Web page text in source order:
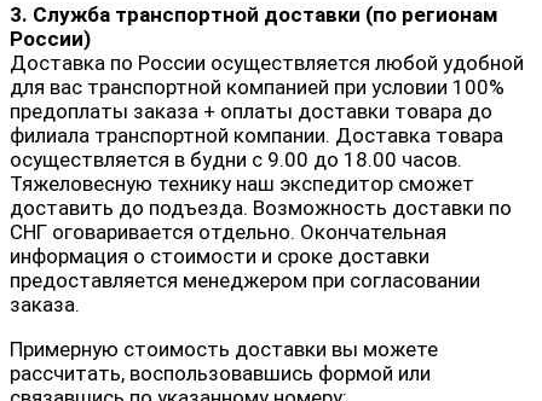
3. Служба транспортной доставки (по регионам
России)
Доставка по России осуществляется любой удобной
для вас транспортной компанией при условии 100%
предоплаты заказа + оплаты доставки товара до
филиала транспортной компании. Доставка товара
осуществляется в будни с 9.00 до 18.00 часов.
Тяжеловесную технику наш экспедитор сможет
доставить до подъезда. Возможность доставки по
СНГ оговаривается отдельно. Окончательная
информация о стоимости и сроке доставки
предоставляется менеджером при согласовании
заказа.
Примерную стоимость доставки вы можете
рассчитать, воспользовавшись формой или